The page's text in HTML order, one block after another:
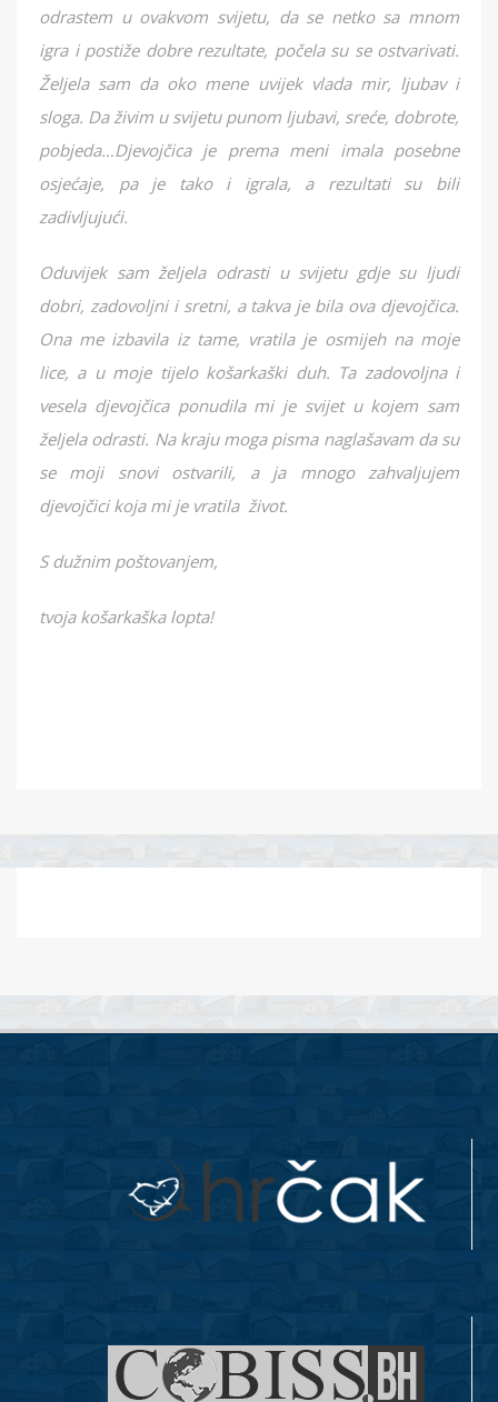
odrastem u ovakvom svijetu, da se netko sa mnom
igra i postiže dobre rezultate, počela su se ostvarivati.
Željela sam da oko mene uvijek vlada mir, ljubav i
sloga. Da živim u svijetu punom ljubavi, sreće, dobrote,
pobjeda…Djevojčica je prema meni imala posebne
osjećaje, pa je tako i igrala, a rezultati su bili
zadivljujući.
Oduvijek sam željela odrasti u svijetu gdje su ljudi
dobri, zadovoljni i sretni, a takva je bila ova djevojčica.
Ona me izbavila iz tame, vratila je osmijeh na moje
lice, a u moje tijelo košarkaški duh. Ta zadovoljna i
vesela djevojčica ponudila mi je svijet u kojem sam
željela odrasti. Na kraju moga pisma naglašavam da su
se moji snovi ostvarili, a ja mnogo zahvaljujem
djevojčici koja mi je vratila život.
S dužnim poštovanjem,
tvoja košarkaška lopta!